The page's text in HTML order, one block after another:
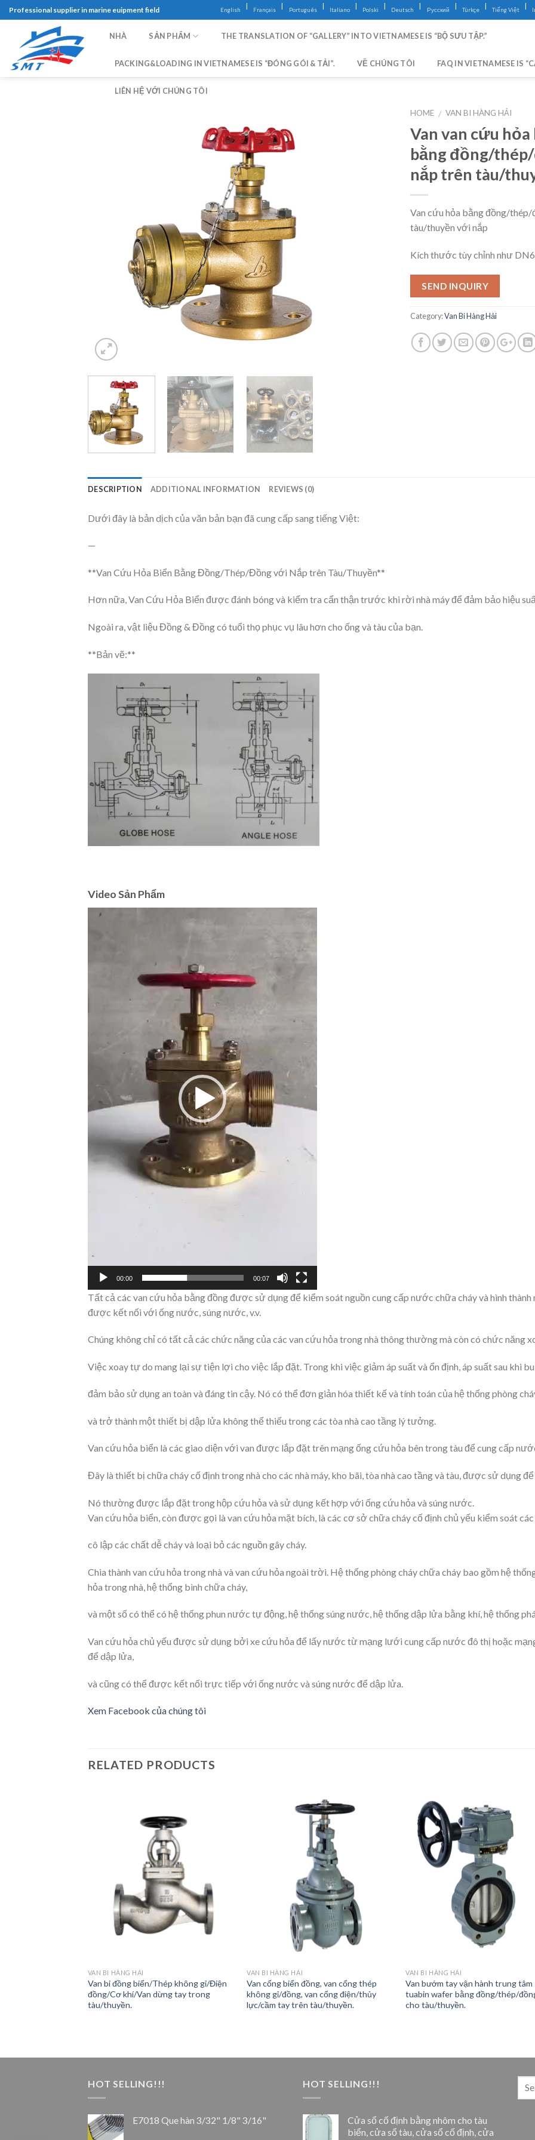
Skip
to
content
Professional supplier in marine euipment field English | Français | Português | Italiano | Polski | Deutsch | Русский | Türkçe | Tiếng Việt |
NHÀ SẢN PHẨM THE TRANSLATION OF “GALLERY” INTO VIETNAMESE IS “BỘ SƯU TẬP.”
PACKING&LOADING IN VIETNAMESE IS “ĐÓNG GÓI & TẢI”. VỀ CHÚNG TÔI FAQ IN VIETNAMESE IS
LIÊN HỆ VỚI CHÚNG TÔI
HOME / VAN BI HÀNG HẢI
Van van cứu hỏa
bằng đồng/
nắp trên tàu/
Van cứu hỏa bằng đồng/thép/
tàu/thuyền với nắp
Kích thước tùy chỉnh như
SEND INQUIRY
Category:Van Bi Hàng Hải
DESCRIPTION ADDITIONAL INFORMATION REVIEWS (0)
Dưới đây là bản dịch của văn bản bạn đã cung cấp sang tiếng Việt:
—
**Van Cứu Hỏa Biển Bằng Đồng/Thép/Đồng với Nắp trên Tàu/Thuyền**
Hơn nữa, Van Cứu Hỏa Biển được đánh bóng và kiểm tra cẩn thận trước khi rời nhà máy để đảm bảo hiệu
Ngoài ra, vật liệu Đồng & Đồng có tuổi thọ phục vụ lâu hơn cho ống và tàu của bạn.
**Bản vẽ:**
Video Sản Phẩm
Video
00:00 00:07
Tất cả các van cứu hỏa bằng đồng được sử dụng để kiểm soát nguồn cung cấp nước chữa cháy và hình
được kết nối với ống nước, súng nước, v.v.
Chúng không chỉ có tất cả các chức năng của các van cứu hỏa trong nhà thông thường mà còn có chức năng
Việc xoay tự do mang lại sự tiện lợi cho việc lắp đặt. Trong khi việc giảm áp suất và ổn định, áp suất sau khi
đảm bảo sử dụng an toàn và đáng tin cậy. Nó có thể đơn giản hóa thiết kế và tính toán của hệ thống phòng
và trở thành một thiết bị dập lửa không thể thiếu trong các tòa nhà cao tầng lý tưởng.
Van cứu hỏa biển là các giao diện với van được lắp đặt trên mạng ống cứu hỏa bên trong tàu để cung cấp
Đây là thiết bị chữa cháy cố định trong nhà cho các nhà máy, kho bãi, tòa nhà cao tầng và tàu, được sử dụng
Nó thường được lắp đặt trong hộp cứu hỏa và sử dụng kết hợp với ống cứu hỏa và súng nước.
Van cứu hỏa biển, còn được gọi là van cứu hỏa mặt bích, là các cơ sở chữa cháy cố định chủ yếu kiểm soát
cô lập các chất dễ cháy và loại bỏ các nguồn gây cháy.
Chia thành van cứu hỏa trong nhà và van cứu hỏa ngoài trời. Hệ thống phòng cháy chữa cháy bao gồm hệ
hỏa trong nhà, hệ thống bình chữa cháy,
và một số có thể có hệ thống phun nước tự động, hệ thống súng nước, hệ thống dập lửa bằng khí, hệ thống
Van cứu hỏa chủ yếu được sử dụng bởi xe cứu hỏa để lấy nước từ mạng lưới cung cấp nước đô thị hoặc
để dập lửa,
và cũng có thể được kết nối trực tiếp với ống nước và súng nước để dập lửa.
Xem Facebook của chúng tôi
RELATED PRODUCTS
VAN BI HÀNG HẢI
Van bi đồng biển/Thép không gỉ/Điện
đồng/Cơ khí/Van dừng tay trong
tàu/thuyền.
VAN BI HÀNG HẢI
Van cổng biển đồng, van cổng thép
không gỉ/đồng, van cổng điện/thủy
lực/cầm tay trên tàu/thuyền.
VAN BI HÀNG HẢI
Van bướm tay vận hành trung tâm
tuabin wafer bằng đồng/thép/
cho tàu/thuyền.
HOT SELLING!!!
E7018 Que hàn 3/32" 1/8" 3/16"
HOT SELLING!!!
Cửa sổ cố định bằng nhôm cho tàu
biển, cửa sổ tàu, cửa sổ cố định, cửa